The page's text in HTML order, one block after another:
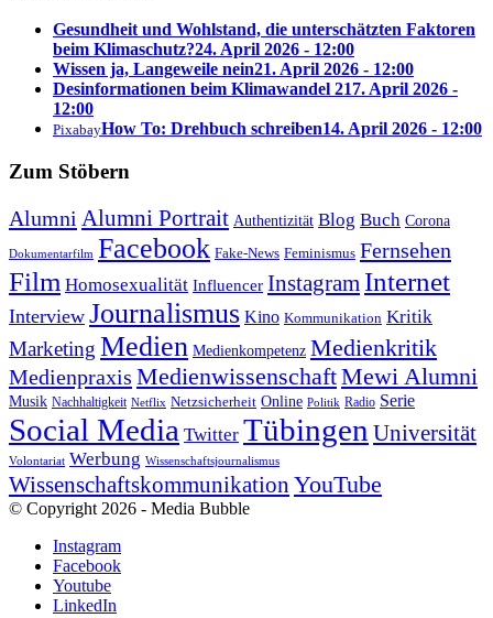
Gesundheit und Wohlstand, die unterschätzten Faktoren
beim Klimaschutz?24. April 2026 - 12:00
Wissen ja, Langeweile nein21. April 2026 - 12:00
Desinformationen beim Klimawandel 217. April 2026 -
12:00
PixabayHow To: Drehbuch schreiben14. April 2026 - 12:00
Zum Stöbern
Alumni Alumni Portrait Authentizität Blog Buch Corona
Dokumentarfilm Facebook Fake-News Feminismus Fernsehen
Film Homosexualität Influencer Instagram Internet
Interview Journalismus Kino Kommunikation Kritik
Marketing Medien Medienkompetenz Medienkritik
Medienpraxis MedienwissenschaftMewi Alumni
Musik Nachhaltigkeit Netflix Netzsicherheit Online Politik Radio Serie
Social Media Twitter Tübingen Universität
Volontariat Werbung Wissenschaftsjournalismus
Wissenschaftskommunikation YouTube
© Copyright 2026 - Media Bubble
Instagram
Facebook
Youtube
LinkedIn